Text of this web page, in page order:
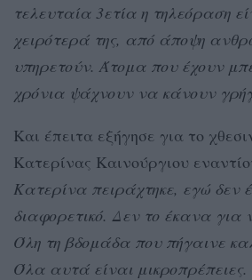
τελευταία 3ετία η τηλεόραση
χειρότερά της, από άποψη
υπηρετούν. Άτομα που έχουν
χρόνια ψάχνουν να κάνουν
Και έπειτα εξήγησε για το
Κατερίνας Καινούργιου
Κατερίνα πειράχτηκε, εγώ δεν
διαφορετικό. Δεν το έκανα για
Όλη τη βδομάδα που πήγαινε
Όλα αυτά είναι μικροπρέπειες.